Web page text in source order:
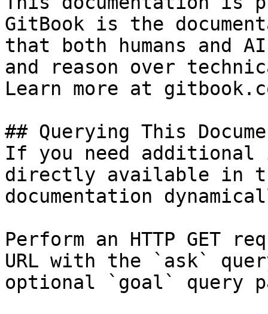
GitBook is the
that both humans and
and reason over
Learn more at
## Querying This
If you need
directly available in
documentation
Perform an HTTP GET
URL with the `ask`
optional `goal` query